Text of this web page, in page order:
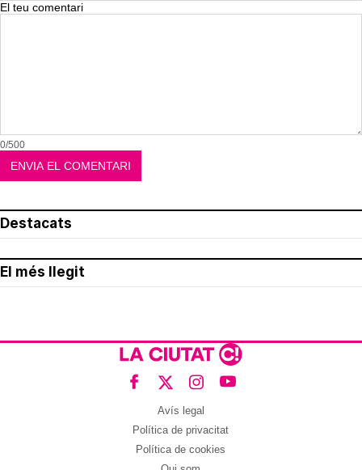
El teu comentari
0/500
Destacats
El més llegit
Avís legal
Política de privacitat
Política de cookies